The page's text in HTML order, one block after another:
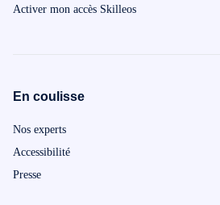
Activer mon accès Skilleos
En coulisse
Nos experts
Accessibilité
Presse